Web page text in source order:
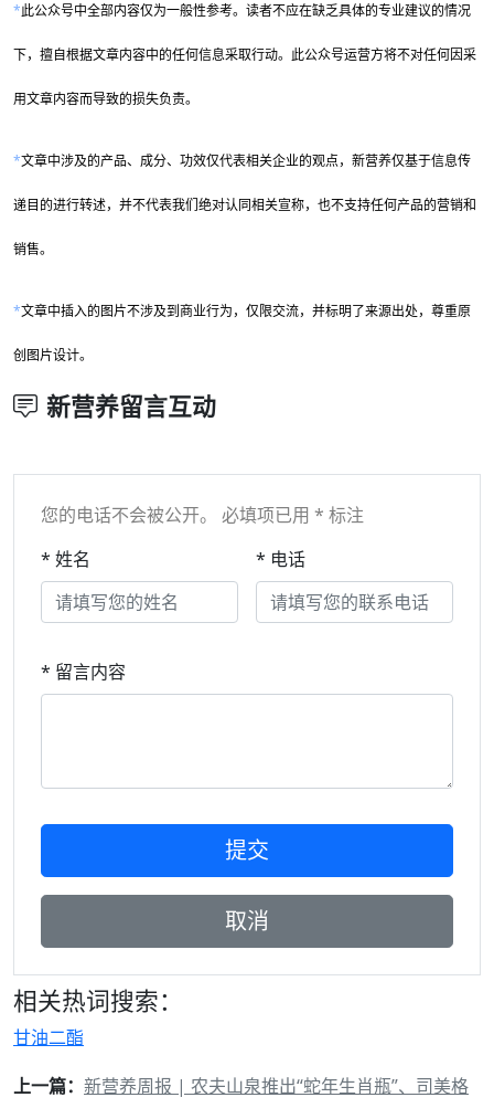
*此公众号中全部内容仅为一般性参考。读者不应在缺乏具体的专业建议的情况
下，擅自根据文章内容中的任何信息采取行动。此公众号运营方将不对任何因采
用文章内容而导致的损失负责。
*文章中涉及的产品、成分、功效仅代表相关企业的观点，新营养仅基于信息传
递目的进行转述，并不代表我们绝对认同相关宣称，也不支持任何产品的营销和
销售。
*文章中插入的图片不涉及到商业行为，仅限交流，并标明了来源出处，尊重原
创图片设计。
新营养留言互动
您的电话不会被公开。 必填项已用 * 标注
* 姓名
* 电话
* 留言内容
相关热词搜索：
甘油二酯
上一篇： 新营养周报 | 农夫山泉推出“蛇年生肖瓶”、司美格